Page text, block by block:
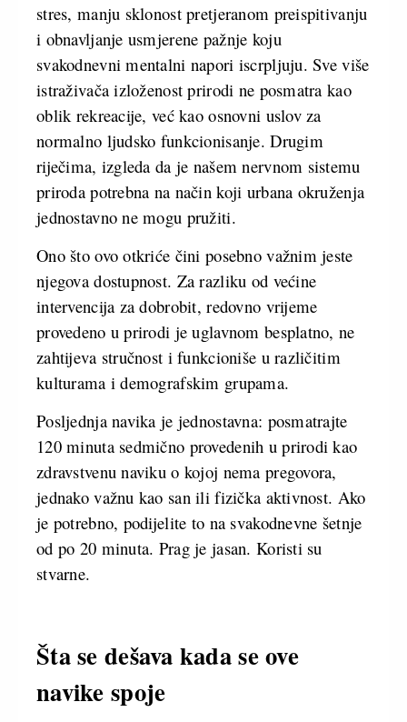
stres, manju sklonost pretjeranom preispitivanju
i obnavljanje usmjerene pažnje koju
svakodnevni mentalni napori iscrpljuju. Sve više
istraživača izloženost prirodi ne posmatra kao
oblik rekreacije, već kao osnovni uslov za
normalno ljudsko funkcionisanje. Drugim
riječima, izgleda da je našem nervnom sistemu
priroda potrebna na način koji urbana okruženja
jednostavno ne mogu pružiti.
Ono što ovo otkriće čini posebno važnim jeste
njegova dostupnost. Za razliku od većine
intervencija za dobrobit, redovno vrijeme
provedeno u prirodi je uglavnom besplatno, ne
zahtijeva stručnost i funkcioniše u različitim
kulturama i demografskim grupama.
Posljednja navika je jednostavna: posmatrajte
120 minuta sedmično provedenih u prirodi kao
zdravstvenu naviku o kojoj nema pregovora,
jednako važnu kao san ili fizička aktivnost. Ako
je potrebno, podijelite to na svakodnevne šetnje
od po 20 minuta. Prag je jasan. Koristi su
stvarne.
Šta se dešava kada se ove
navike spoje